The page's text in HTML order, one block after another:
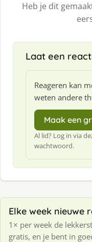
Heb je dit
Laat een
Reageren kan
weten andere
Maak een
Al lid? Log in via
wachtwoord.
Elke week nieuwe
1× per week de
gratis, en je bent in